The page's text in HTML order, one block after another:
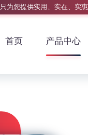
为您提供实用、实在、实惠
首页 产品中心